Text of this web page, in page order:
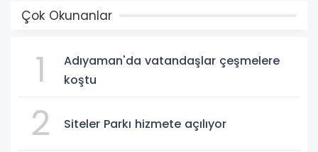
Çok Okunanlar
1
Adıyaman'da vatandaşlar çeşmelere
koştu
2 Siteler Parkı hizmete açılıyor